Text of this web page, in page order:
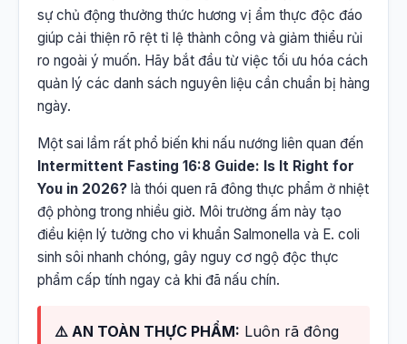
sự chủ động thưởng thức hương vị ẩm thực độc đáo
giúp cải thiện rõ rệt tỉ lệ thành công và giảm thiểu rủi
ro ngoài ý muốn. Hãy bắt đầu từ việc tối ưu hóa cách
quản lý các danh sách nguyên liệu cần chuẩn bị hàng
ngày.
Một sai lầm rất phổ biến khi nấu nướng liên quan đến
Intermittent Fasting 16:8 Guide: Is It Right for
You in 2026? là thói quen rã đông thực phẩm ở nhiệt
độ phòng trong nhiều giờ. Môi trường ấm này tạo
điều kiện lý tưởng cho vi khuẩn Salmonella và E. coli
sinh sôi nhanh chóng, gây nguy cơ ngộ độc thực
phẩm cấp tính ngay cả khi đã nấu chín.
⚠️ AN TOÀN THỰC PHẨM: Luôn rã đông